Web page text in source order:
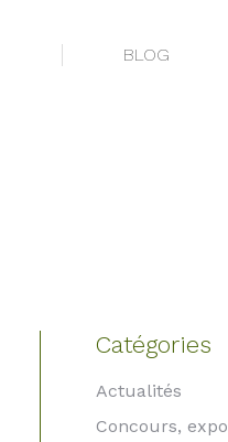
BLOG
Catégories
Actualités
Concours,
BLOG